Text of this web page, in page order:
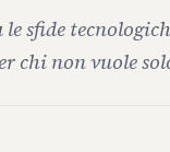
sfide
chi non vuole